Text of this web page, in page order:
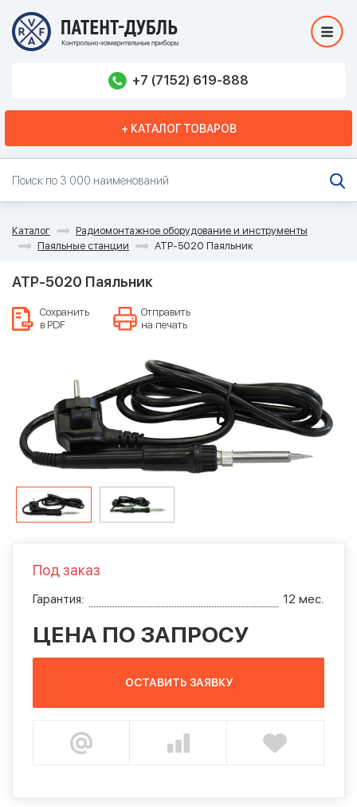
+7 (7152) 619-888
+ КАТАЛОГ ТОВАРОВ
Каталог
Радиомонтажное оборудование и инструменты
Паяльные станции
АТР-5020 Паяльник
АТР-5020 Паяльник
Сохранить
в PDF
Отправить
на печать
Под заказ
Гарантия: 12 мес.
ЦЕНА ПО ЗАПРОСУ
ОСТАВИТЬ ЗАЯВКУ